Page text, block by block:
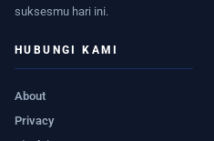
suksesmu hari ini.
HUBUNGI KAMI
About
Privacy